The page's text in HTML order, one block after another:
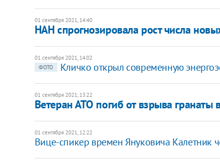
01 сентября 2021, 14:40
НАН спрогнозировала рост числа
01 сентября 2021, 14:02
ФОТО
Кличко открыл современную
01 сентября 2021, 13:22
Ветеран АТО погиб от взрыва гранаты
01 сентября 2021, 12:22
Вице-спикер времен Януковича Калетник